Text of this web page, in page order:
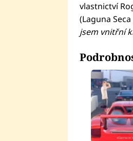
vlastnictví
(Laguna
jsem vnitřní